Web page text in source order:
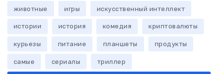
животные игры искусственный интеллект
истории история комедия криптовалюты
курьезы питание планшеты продукты
самые сериалы триллер